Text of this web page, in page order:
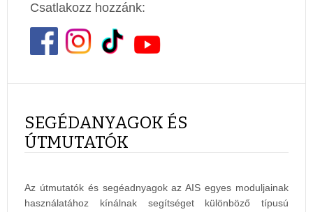
Csatlakozz hozzánk:
SEGÉDANYAGOK ÉS
ÚTMUTATÓK
Az útmutatók és segéadnyagok az AIS egyes moduljainak
használatához kínálnak segítséget különböző típusú